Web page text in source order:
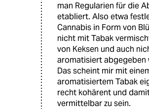
man Regularien für die
etabliert. Also etwa
Cannabis in Form von
nicht mit Tabak
von Keksen und auch
aromatisiert abgegeben
Das scheint mir mit
aromatisiertem Tabak
recht kohärent und
vermittelbar zu sein.